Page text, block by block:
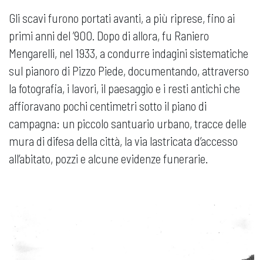
Gli scavi furono portati avanti, a più riprese, fino ai
primi anni del ’900. Dopo di allora, fu Raniero
Mengarelli, nel 1933, a condurre indagini sistematiche
sul pianoro di Pizzo Piede, documentando, attraverso
la fotografia, i lavori, il paesaggio e i resti antichi che
affioravano pochi centimetri sotto il piano di
campagna: un piccolo santuario urbano, tracce delle
mura di difesa della città, la via lastricata d’accesso
all’abitato, pozzi e alcune evidenze funerarie.